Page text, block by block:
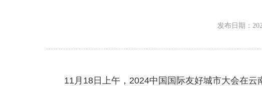
发布日期：
11月18日上午，2024中国国际友好城市大会在云